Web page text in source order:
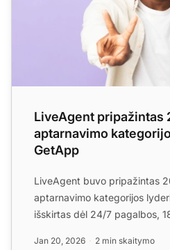
LiveAgent pripažintas
aptarnavimo
GetApp
LiveAgent buvo pripažintas
aptarnavimo kategorijos
išskirtas dėl 24/7 pagalbos,
Jan 20, 2026 2 min skaitymo